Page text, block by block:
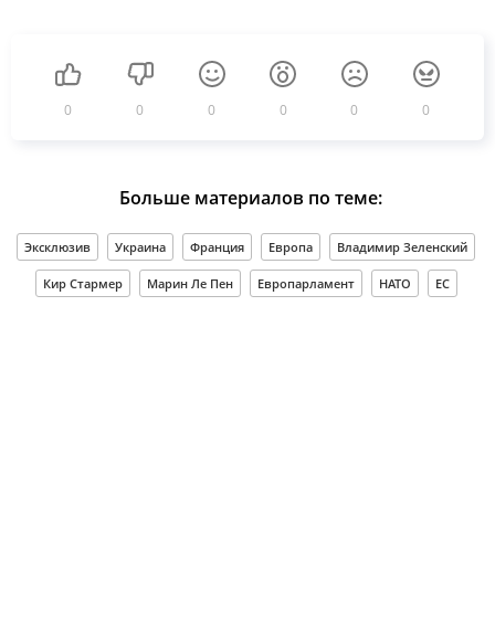
0 0 0 0 0 0
Больше материалов по теме:
Эксклюзив Украина Франция Европа Владимир Зеленский
Кир Стармер Марин Ле Пен Европарламент НАТО ЕС